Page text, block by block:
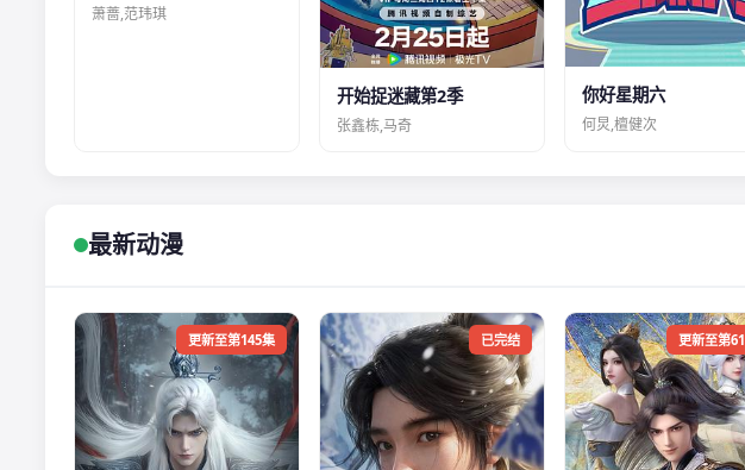
萧蔷,范玮琪
开始捉迷藏第2季
张鑫栋,马奇
你好星期六
何炅,檀健次
最新动漫
更新至第145集 已完结 更新至第